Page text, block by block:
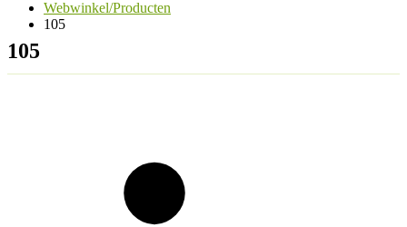
Webwinkel/Producten
105
105